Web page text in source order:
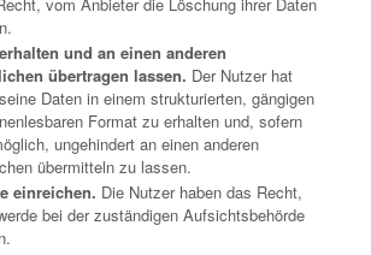
und an einen anderen
übertragen lassen. Der Nutzer hat
Daten in einem strukturierten, gängigen
Format zu erhalten und, sofern
ungehindert an einen anderen
übermitteln zu lassen.
einreichen. Die Nutzer haben das Recht,
bei der zuständigen Aufsichtsbehörde